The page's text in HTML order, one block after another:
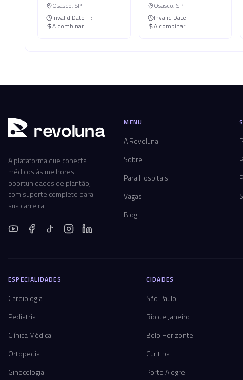
Osasco, SP
Invalid Date --:--
A combinar
Osasco, SP
Invalid Date --:--
A combinar
revoluna
A plataforma que conecta
médicos às melhores
oportunidades de plantão,
com suporte completo para
sua carreira.
MENU
A Revoluna
Sobre
Para Hospitais
Vagas
Blog
ESPECIALIDADES
Cardiologia
Pediatria
Clínica Médica
Ortopedia
Ginecologia
CIDADES
São Paulo
Rio de Janeiro
Belo Horizonte
Curitiba
Porto Alegre